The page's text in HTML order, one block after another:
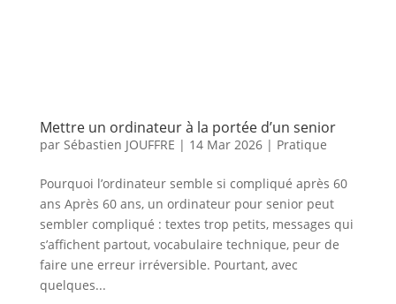
Mettre un ordinateur à la portée d’un senior
par Sébastien JOUFFRE | 14 Mar 2026| Pratique
Pourquoi l’ordinateur semble si compliqué après 60
ans Après 60 ans, un ordinateur pour senior peut
sembler compliqué : textes trop petits, messages qui
s’affichent partout, vocabulaire technique, peur de
faire une erreur irréversible. Pourtant, avec
quelques...